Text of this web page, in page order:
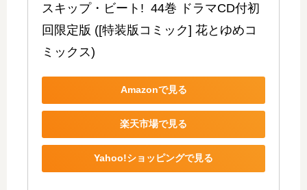
スキップ・ビート!  44巻 ドラマCD付初
回限定版 ([特装版コミック] 花とゆめコ
ミックス)
Amazonで見る
楽天市場で見る
Yahoo!ショッピングで見る